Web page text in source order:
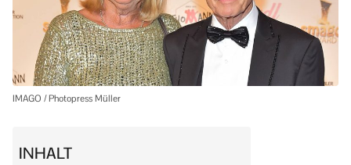
IMAGO / Photopress Müller
INHALT